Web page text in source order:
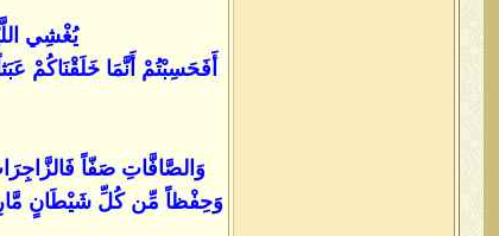
يُغْشِي
أَفَحَسِبْتُمْ أَنَّمَا خَلَقْنَاكُمْ
وَالصَّافَّاتِ صَفّاً
وَحِفْظاً مِّن كُلِّ شَيْطَانٍ